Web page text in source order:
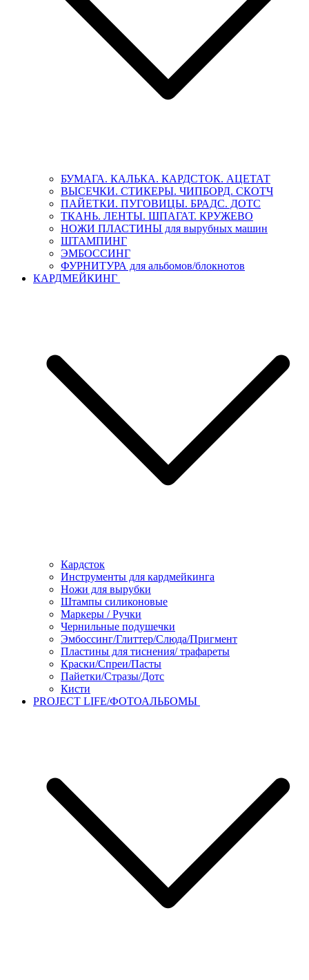
БУМАГА. КАЛЬКА. КАРДСТОК. АЦЕТАТ
ВЫСЕЧКИ. СТИКЕРЫ. ЧИПБОРД. СКОТЧ
ПАЙЕТКИ. ПУГОВИЦЫ. БРАДС. ДОТС
ТКАНЬ. ЛЕНТЫ. ШПАГАТ. КРУЖЕВО
НОЖИ ПЛАСТИНЫ для вырубных машин
ШТАМПИНГ
ЭМБОССИНГ
ФУРНИТУРА для альбомов/блокнотов
КАРДМЕЙКИНГ
Кардсток
Инструменты для кардмейкинга
Ножи для вырубки
Штампы силиконовые
Маркеры / Ручки
Чернильные подушечки
Эмбоссинг/Глиттер/Слюда/Пригмент
Пластины для тиснения/ трафареты
Краски/Спреи/Пасты
Пайетки/Стразы/Дотс
Кисти
PROJECT LIFE/ФОТОАЛЬБОМЫ